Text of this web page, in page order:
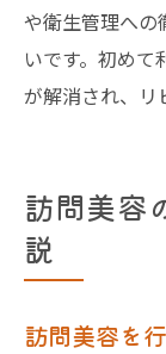
や衛生管理への
いです。初め
が解消され、リ
訪問美容
説
訪問美容を